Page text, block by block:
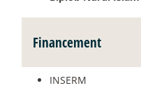
Financement
INSERM